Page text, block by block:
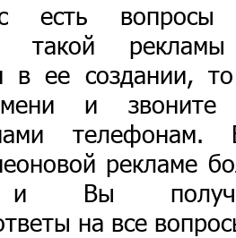
есть вопросы
такой
в ее создании,
и
телефонам.
рекламе
и Вы
на все